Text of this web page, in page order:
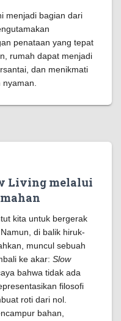
menjadi bagian dari
penataan yang tepat
rumah dapat menjadi
dan menikmati
Living melalui
kita untuk bergerak
di balik hiruk-
muncul sebuah
ke akar: Slow
bahwa tidak ada
filosofi
roti dari nol.
bahan,